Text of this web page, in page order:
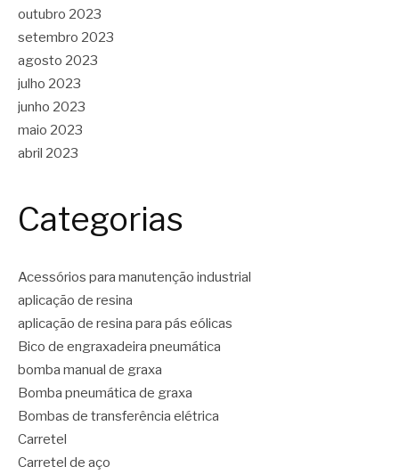
outubro 2023
setembro 2023
agosto 2023
julho 2023
junho 2023
maio 2023
abril 2023
Categorias
Acessórios para manutenção industrial
aplicação de resina
aplicação de resina para pás eólicas
Bico de engraxadeira pneumática
bomba manual de graxa
Bomba pneumática de graxa
Bombas de transferência elétrica
Carretel
Carretel de aço